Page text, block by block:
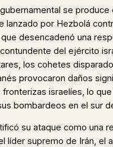
se produce
lanzado por Hezbolá
desencadenó una
del ejército
los cohetes
provocaron daños
israelíes, lo
bombardeos en el sur
su ataque como una
líder supremo de Irán, el